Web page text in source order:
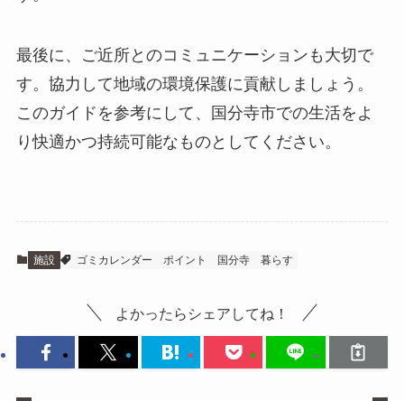
最後に、ご近所とのコミュニケーションも大切で
す。協力して地域の環境保護に貢献しましょう。
このガイドを参考にして、国分寺市での生活をよ
り快適かつ持続可能なものとしてください。
施設 ゴミカレンダー ポイント 国分寺 暮らす
よかったらシェアしてね！